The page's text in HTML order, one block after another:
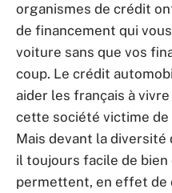
organismes de crédit
de financement qui
voiture sans que vos
coup. Le crédit
aider les français à
cette société victime
Mais devant la diversité
il toujours facile de
permettent, en effet de